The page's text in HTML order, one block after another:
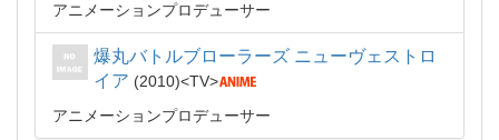
アニメーションプロデューサー
爆丸バトルブローラーズ ニューヴェストロ
イア
2010
TV
アニメーションプロデューサー